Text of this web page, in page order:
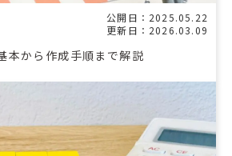
公開日：2025.05.22
更新日：2026.03.09
本から作成手順まで解説